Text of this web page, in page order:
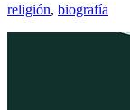
religión, biografía